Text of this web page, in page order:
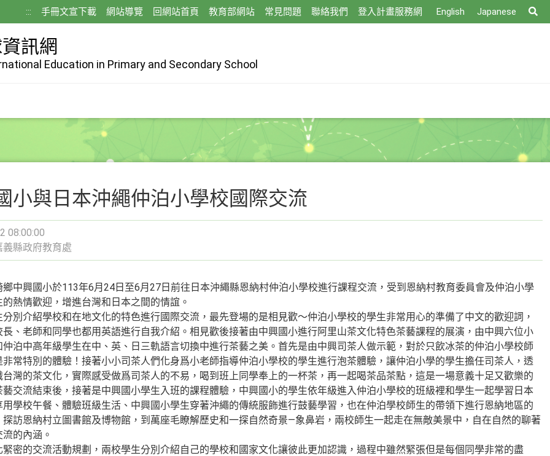
::: 手冊文宣下載 網站導覽 回網站首頁 教育部網站 常見問題 聯絡我們 登入計畫服務網 English Japanese
尋
訊網
Education in Primary and Secondary School
小與日本沖繩仲泊小學校國際交流
08:00:00
縣政府教育處
鄉中興國小於113年6月24日至6月27日前往日本沖繩縣恩納村仲泊小學校進行課程交流，受到恩納村教育委員會及仲泊小學
熱情歡迎，增進台灣和日本之間的情誼。
別介紹學校和在地文化的特色進行國際交流，最先登場的是相見歡～仲泊小學校的學生非常用心的準備了中文的歡迎詞，
、老師和同學也都用英語進行自我介紹。相見歡後接著由中興國小進行阿里山茶文化特色茶藝課程的展演，由中興六位小
泊中高年級學生在中、英、日三軌語言切換中進行茶藝之美。首先是由中興司茶人做示範，對於只飲冰茶的仲泊小學校師
常特別的體驗！接著小小司茶人們化身爲小老師指導仲泊小學校的學生進行泡茶體驗，讓仲泊小學的學生擔任司茶人，透
灣的茶文化，實際感受做爲司茶人的不易，喝到班上同學奉上的一杯茶，再一起喝茶品茶點，這是一場意義十足又歡樂的
交流結束後，接著是中興國小學生入班的課程體驗，中興國小的學生依年級進入仲泊小學校的班級裡和學生一起學習日本
學校午餐、體驗班級生活、中興國小學生穿著沖繩的傳統服飾進行鼓藝學習，也在仲泊學校師生的帶領下進行恩納地區的
探訪恩納村立圖書館及博物館，到萬座毛瞭解歷史和一探自然奇景—象鼻岩，兩校師生一起走在無敵美景中，自在自然的聊著
的內涵。
密的交流活動規劃，兩校學生分別介紹自己的學校和國家文化讓彼此更加認識，過程中雖然緊張但是每個同學非常的盡